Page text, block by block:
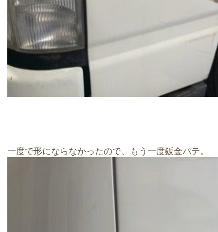
一度で形にならなかったので、もう一度鈑金パテ。